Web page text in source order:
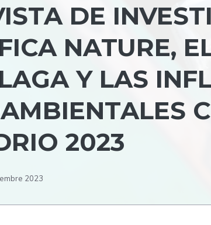
DE
NATURE,
Y LAS
2023
2023